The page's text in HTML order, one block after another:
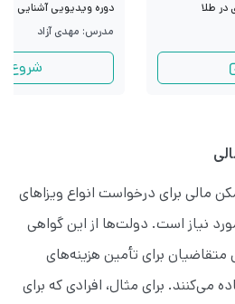
در طلا
دوره ویدیویی آشنایی با
مدرس: مهدی آزاد
شروع
مالی برای درخواست انواع ویزاهای
نیاز است. دولت‌ها از این گواهی
متقاضیان برای تأمین هزینه‌های
می‌کنند. برای مثال، افرادی که برای